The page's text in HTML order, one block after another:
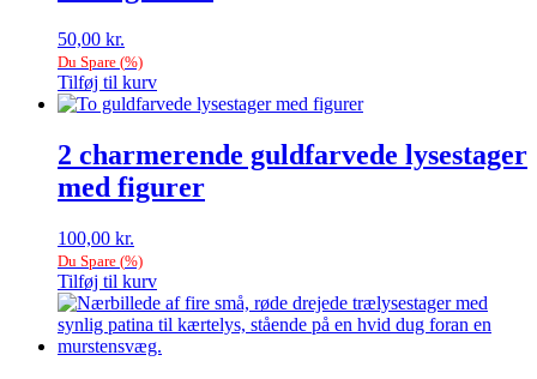
50,00 kr.
Du Spare (%)
Tilføj til kurv
2 charmerende guldfarvede lysestager
med figurer
100,00 kr.
Du Spare (%)
Tilføj til kurv